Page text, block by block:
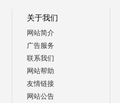
关于我们
网站简介
广告服务
联系我们
网站帮助
友情链接
网站公告